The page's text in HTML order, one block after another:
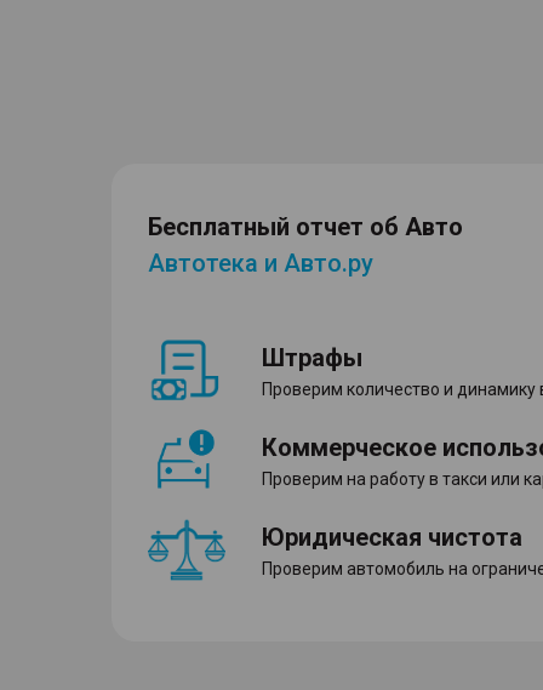
Бесплатный отчет об Авто
Автотека и Авто.ру
Штрафы
Проверим количество и динамику
Коммерческое
Проверим на работу в такси или
Юридическая чистота
Проверим автомобиль на